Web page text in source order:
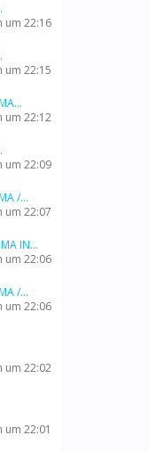
um 22:16
um 22:15
um 22:12
um 22:09
/...
um 22:07
IN...
um 22:06
/...
um 22:06
um 22:02
um 22:01